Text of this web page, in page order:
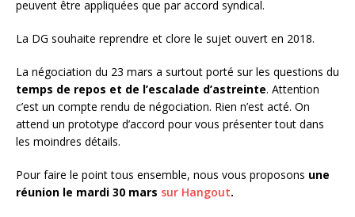
peuvent être appliquées que par accord syndical.
La DG souhaite reprendre et clore le sujet ouvert en 2018.
La négociation du 23 mars a surtout porté sur les questions du
temps de repos et de l’escalade d’astreinte. Attention
c’est un compte rendu de négociation. Rien n’est acté. On
attend un prototype d’accord pour vous présenter tout dans
les moindres détails.
Pour faire le point tous ensemble, nous vous proposons une
réunion le mardi 30 mars sur Hangout.